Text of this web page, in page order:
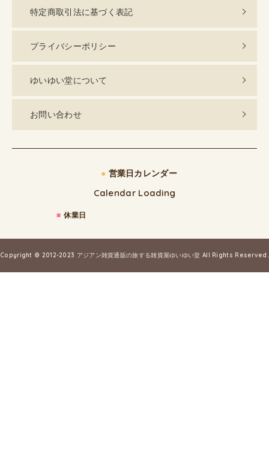
特定商取引法に基づく表記
プライバシーポリシー
ゆいゆい堂について
お問い合わせ
● 営業日カレンダー
Calendar Loading
■ 休業日
Copyright © 2012-2023 アジアン雑貨通販の旅する雑貨屋ゆいゆい堂 All Rights Reserved.